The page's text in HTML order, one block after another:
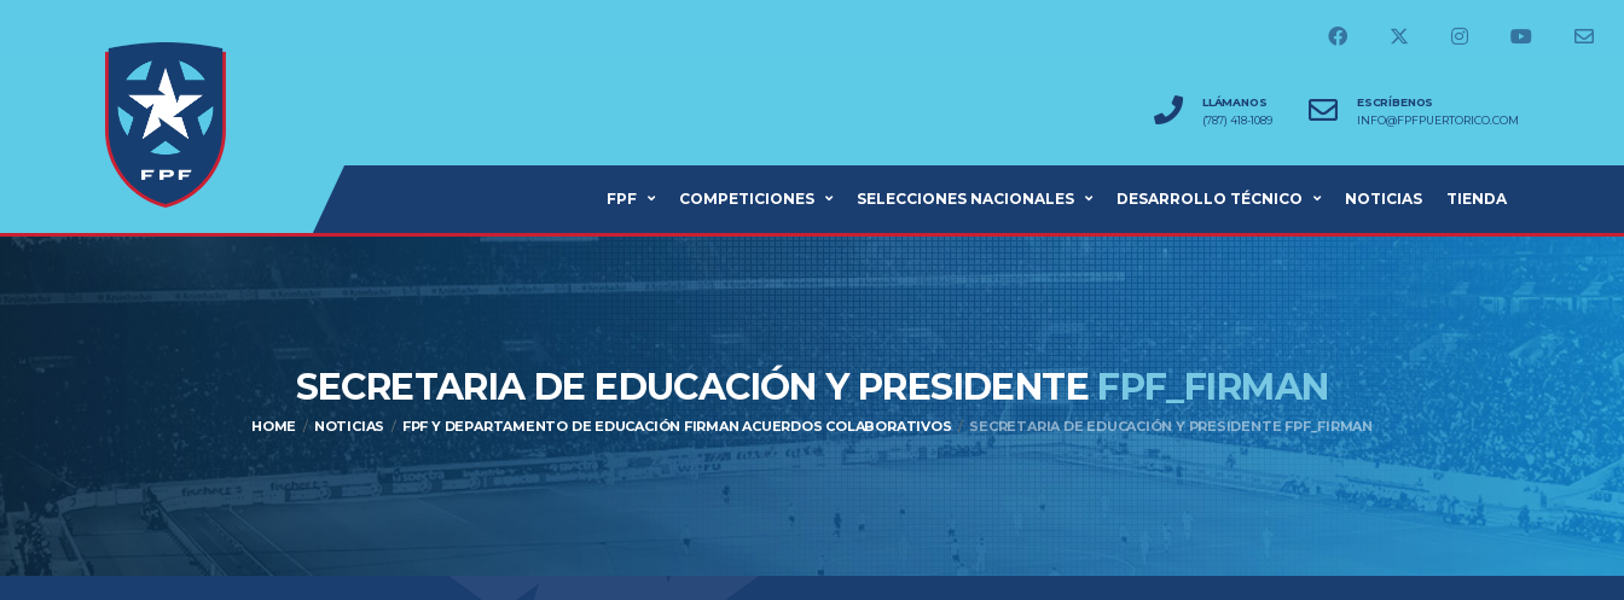
LLÁMANOS
(787) 418-1089
ESCRÍBENOS
INFO@FPFPUERTORICO.COM
FPF COMPETICIONES SELECCIONES NACIONALES DESARROLLO TÉCNICO NOTICIAS TIENDA
SECRETARIA DE EDUCACIÓN Y PRESIDENTEFPF_FIRMAN
HOME NOTICIAS FPF Y DEPARTAMENTO DE EDUCACIÓN FIRMAN ACUERDOS COLABORATIVOS SECRETARIA DE EDUCACIÓN Y PRESIDENTE FPF_FIRMAN